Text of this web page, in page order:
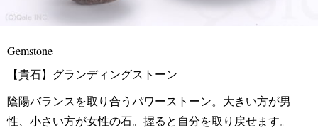
Gemstone
【貴石】グランディングストーン
陰陽バランスを取り合うパワーストーン。大きい方が男
性、小さい方が女性の石。握ると自分を取り戻せます。